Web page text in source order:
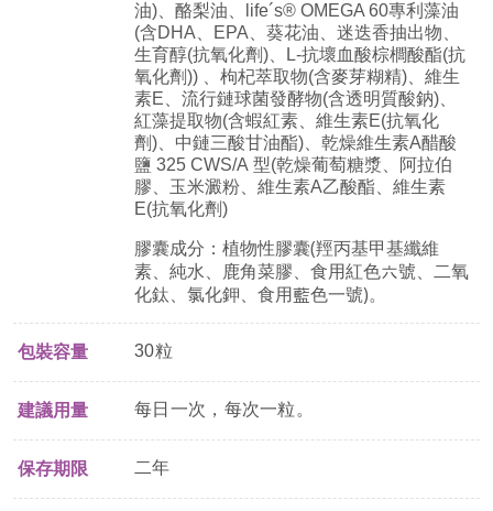
油) 、酪梨油、 life´s® OMEGA 60專利藻油
(含DHA EPA 、葵花油、迷迭香抽出物、
生育醇(抗氧化劑) L-抗壞血酸棕櫚酸酯(抗
氧化劑)) 、枸杞萃取物(含麥芽糊精) 、維生
素E 、流行鏈球菌發酵物(含透明質酸鈉)
紅藻提取物(含蝦紅素、維生素E(抗氧化
劑) 、中鏈三酸甘油酯) 、乾燥維生素A醋酸
鹽 325 CWS/A 型(乾燥葡萄糖漿、阿拉伯
膠、玉米澱粉、維生素A乙酸酯、維生素
E(抗氧化劑)
膠囊成分：植物性膠囊(羥丙基甲基纖維
素、純水、鹿角菜膠、食用紅色六號、二氧
化鈦、氯化鉀、食用藍色一號)。
包裝容量 30粒
建議用量 每日一次，每次一粒。
保存期限 二年